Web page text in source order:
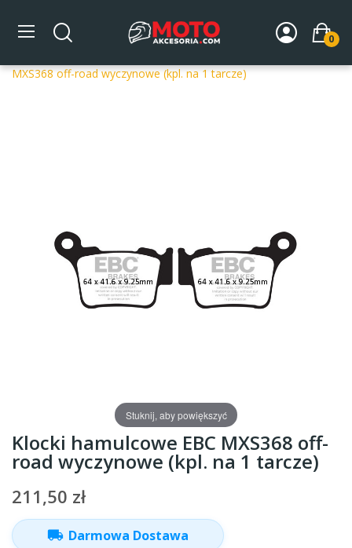
0
Strona główna DLA MOTOCYKLA
Układ hamulcowy
MXS368 off-road wyczynowe (kpl. na 1 tarcze)
Stuknij, aby powiększyć
Klocki hamulcowe EBC MXS368 off-
road wyczynowe (kpl. na 1 tarcze)
211,50 zł
local_shipping Darmowa Dostawa